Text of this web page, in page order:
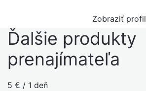
Zobraziť profil
Ďalšie produkty
prenajímateľa
5 € / 1 deň